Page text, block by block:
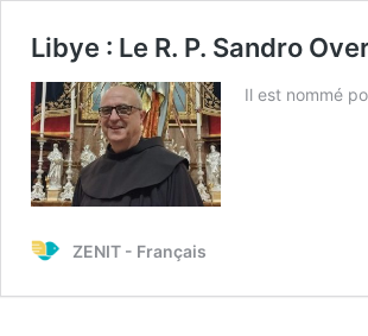
Libye : Le R. P. Sandro
Il est nommé
ZENIT - Français